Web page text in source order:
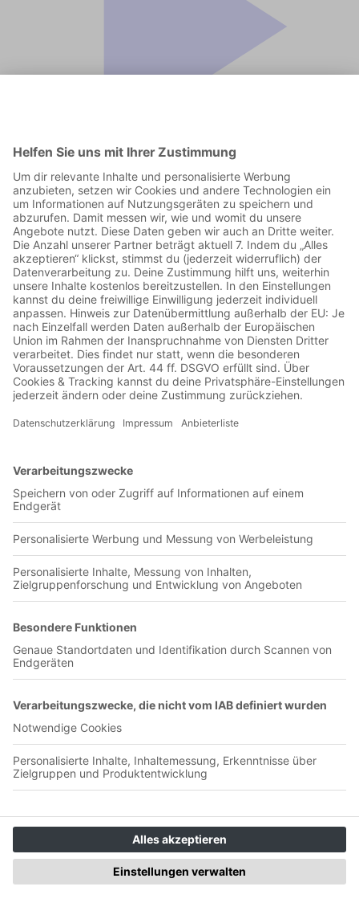
Jetzt in der App abspielen
00:28:52
Ergebnisse der Konkurrenz weiter auf der Stelle. Zwei
unterschiedliche Halbzeiten lassen weiter die Frage offen: wo
geht die Reise am Ende hin? Folge direkt herunterladen
Folge 227: Gebrauchter Tag in
Bochum